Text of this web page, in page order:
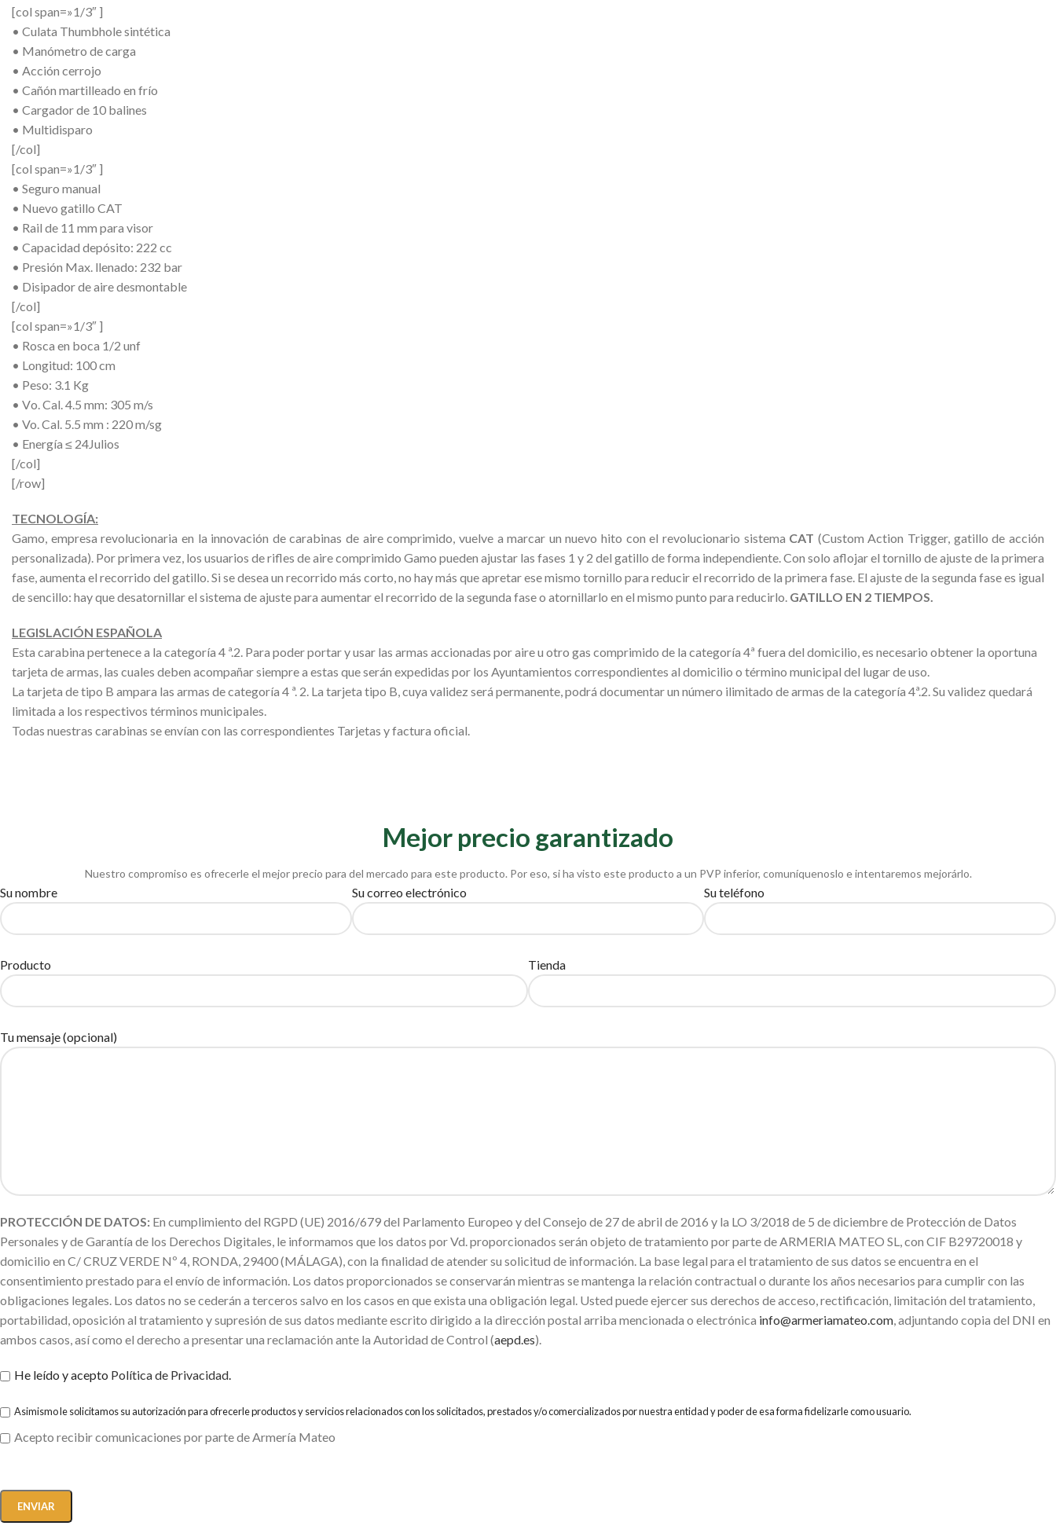
[col span=»1/3″ ]
• Culata Thumbhole sintética
• Manómetro de carga
• Acción cerrojo
• Cañón martilleado en frío
• Cargador de 10 balines
• Multidisparo
[/col]
[col span=»1/3″ ]
• Seguro manual
• Nuevo gatillo CAT
• Rail de 11 mm para visor
• Capacidad depósito: 222 cc
• Presión Max. llenado: 232 bar
• Disipador de aire desmontable
[/col]
[col span=»1/3″ ]
• Rosca en boca 1/2 unf
• Longitud: 100 cm
• Peso: 3.1 Kg
• V‌‍‍‍‏o. Cal. 4.5 mm: 305 m/s
• Vo. Cal. 5.5 mm : 220 m/sg
• Energía ≤ 24Julios
[/col]
[/row]
TECNOLOGÍA:
Gamo, empresa revolucionaria en la innovación de carabinas de aire comprimido, vuelve a marcar un nuevo hito con el revolucionario sistema CAT (Custom Action Trigger, gatillo de acción
personalizada). Por primera vez, los usuarios de rifles de aire comprimido Gamo pueden ajustar las fases 1 y 2 del gatillo de forma independiente. Con solo aflojar el tornillo de ajuste de la primera
fase, aumenta el recorrido del gatillo. Si se desea un recorrido más corto, no hay más que apretar ese mismo tornillo para reducir el recorrido de la primera fase. El ajuste de la segunda fase es igual
de sencillo: hay que desatornillar el sistema de ajuste para aumentar el recorrido de la segunda fase o atornillarlo en el mismo punto para reducirlo. GATILLO EN 2 TIEMPOS.
LEGISLACIÓN ESPAÑOLA
Esta carabina pertenece a la categoría 4 ª.2. Para poder portar y usar las armas accionadas por aire u otro gas comprimido de la categoría 4ª fuera del domicilio, es necesario obtener la oportuna
tarjeta de armas, las cuales deben acompañar siempre a estas que serán expedidas por los Ayuntamientos correspondientes al domicilio o término municipal del lugar de uso.
La tarjeta de tipo B ampara las armas de categoría 4 ª. 2. La tarjeta tipo B, cuya validez será permanente, podrá documentar un número ilimitado de armas de la categoría 4ª.2. Su validez quedará
limitada a los respectivos términos municipales.
Todas nuestras carabinas se envían con las correspondientes Tarjetas y factura oficial.
Mejor precio garantizado
Nuestro compromiso es ofrecerle el mejor precio para del mercado para este producto. Por eso, si ha visto este producto a un PVP inferior, comuníquenoslo e intentaremos mejorárlo.
Su nombre Su correo electrónico Su teléfono
Producto Tienda
Tu mensaje (opcional)
PROTECCIÓN DE DATOS: En cumplimiento del RGPD (UE) 2016/679 del Parlamento Europeo y del Consejo de 27 de abril de 2016 y la LO 3/2018 de 5 de diciembre de Protección de Datos
Personales y de Garantía de los Derechos Digitales, le informamos que los datos por Vd. proporcionados serán objeto de tratamiento por parte de ARMERIA MATEO SL, con CIF B29720018 y
domicilio en C/ CRUZ VERDE Nº 4, RONDA, 29400 (MÁLAGA), con la finalidad de atender su solicitud de información. La base legal para el tratamiento de sus datos se encuentra en el
consentimiento prestado para el envío de información. Los datos proporcionados se conservarán mientras se mantenga la relación contractual o durante los años necesarios para cumplir con las
obligaciones legales. Los datos no se cederán a terceros salvo en los casos en que exista una obligación legal. Usted puede ejercer sus derechos de acceso, rectificación, limitación del tratamiento,
portabilidad, oposición al tratamiento y supresión de sus datos mediante escrito dirigido a la dirección postal arriba mencionada o electrónica info@armeriamateo.com , adjuntando copia del DNI en
ambos casos, así como el derecho a presentar una reclamación ante la Autoridad de Control (aepd.es).
He leído y acepto Política de Privacidad
Asimismo le solicitamos su autorización para ofrecerle productos y servicios relacionados con los solicitados, prestados y/o comercializados por nuestra entidad y poder de esa forma fidelizarle como usuario.
Acepto recibir comunicaciones por parte de Armería Mateo